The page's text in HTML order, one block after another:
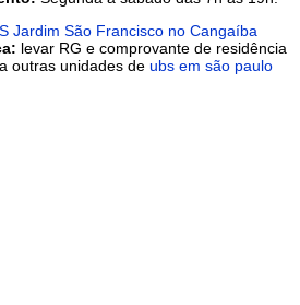
Jardim São Francisco no Cangaíba
levar RG e comprovante de residência
outras unidades de ubs em são paulo